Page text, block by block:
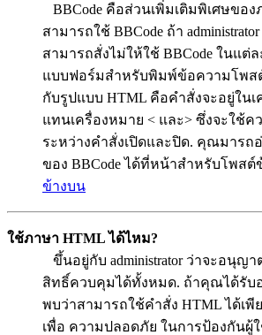
BBCode คือส่วนเพิ่มเติมพิเศษขอ
สามารถใช้ BBCode ถ้า
สามารถสั่งไม่ให้ใช้ BBCode ในแต่
แบบฟอร์มสำหรับพิมพ์ข้อความโพสต์
กับรูปแบบ HTML คือคำสั่งจะอยู่ใน
แทนเครื่องหมาย < และ> ซึ่งจะใช้
ระหว่างคำสั่งเปิดและปิด. คุณมารถ
ของ BBCode ได้ที่หน้าสำหรับโพสต์
ข้างบน
ใช้ภาษา HTML ได้ไหม?
ขึ้นอยู่กับ administrator ว่าจะอนุญ
สิทธิ์ควบคุมได้ทั้งหมด. ถ้าคุณได้รั
พบว่าสามารถใช้คำสั่ง HTML ได้เพี
เพื่อ ความปลอดภัย ในการป้องกันผู้